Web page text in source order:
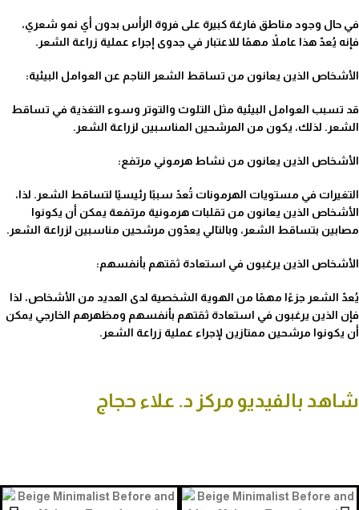
في حال وجود مناطق فارغة كبيرة على فروة الرأس بدون أي نمو شعري،
فإنه يُعدّ هذا عاملاً مهمًا للاعتبار في جدوى إجراء عملية زراعة الشعر.
الأشخاص الذين يعانون من تساقط الشعر الناجم عن العوامل البيئية:
قد تسبب العوامل البيئية مثل التلوث والتوتر وسوء التغذية في تساقط
الشعر. لذلك، يكون من المرشحين المناسبين لزراعة الشعر.
الأشخاص الذين يعانون من نشاط هرموني مرتفع:
التغيرات في مستويات الهرمونات تُعدّ سببًا رئيسيًا لتساقط الشعر. لذا،
الأشخاص الذين يعانون من تقلبات هرمونية مرتفعة يمكن أن يكونوا
مصابين بتساقط الشعر، وبالتالي يعدّون مرشحين مناسبين لزراعة الشعر.
الأشخاص الذين يرغبون في استعادة ثقتهم بأنفسهم:
يُعدّ الشعر جزءًا مهمًا من الهوية الشخصية لدى العديد من الأشخاص، لذا
فإن الذين يرغبون في استعادة ثقتهم بأنفسهم ومظهرهم الخارجي يمكن
أن يكونوا مرشحين ممتازين لإجراء عملية زراعة الشعر.
شاهد بالفيديو مركز د. علاء حجاج